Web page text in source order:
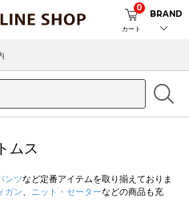
カート
0
BRAND
ムス
ンツなど定番アイテムを取り揃えておりま
ガン ニット・セーターなどの商品も充